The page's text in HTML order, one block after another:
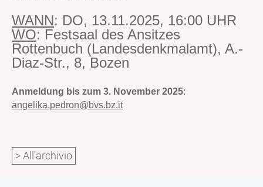
WANN: DO, 13.11.2025, 16:00 UHR
WO: Festsaal des Ansitzes
Rottenbuch (Landesdenkmalamt), A.-
Diaz-Str., 8, Bozen
Anmeldung bis zum 3. November 2025:
angelika.pedron@bvs.bz.it
> All'archivio